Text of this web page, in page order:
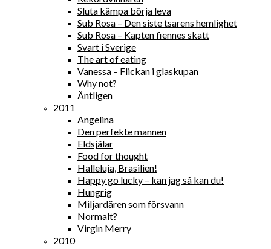
Sluta kämpa börja leva
Sub Rosa – Den siste tsarens hemlighet
Sub Rosa – Kapten fiennes skatt
Svart i Sverige
The art of eating
Vanessa – Flickan i glaskupan
Why not?
Äntligen
2011
Angelina
Den perfekte mannen
Eldsjälar
Food for thought
Halleluja, Brasilien!
Happy go lucky – kan jag så kan du!
Hungrig
Miljardären som försvann
Normalt?
Virgin Merry
2010